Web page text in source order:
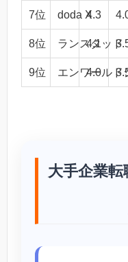
7位 doda X4.3
8位 ランスタッド
4.1
9位 エンワールド
4.0
大手企業